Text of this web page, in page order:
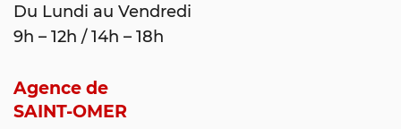
Du Lundi au Vendredi
9h – 12h / 14h – 18h
Agence de
SAINT-OMER